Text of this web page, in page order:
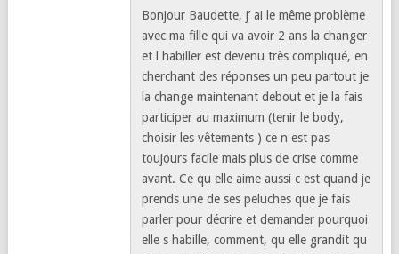
Bonjour Baudette, j’ ai le même problème
avec ma fille qui va avoir 2 ans la changer
et l habiller est devenu très compliqué, en
cherchant des réponses un peu partout je
la change maintenant debout et je la fais
participer au maximum (tenir le body,
choisir les vêtements ) ce n est pas
toujours facile mais plus de crise comme
avant. Ce qu elle aime aussi c est quand je
prends une de ses peluches que je fais
parler pour décrire et demander pourquoi
elle s habille, comment, qu elle grandit qu